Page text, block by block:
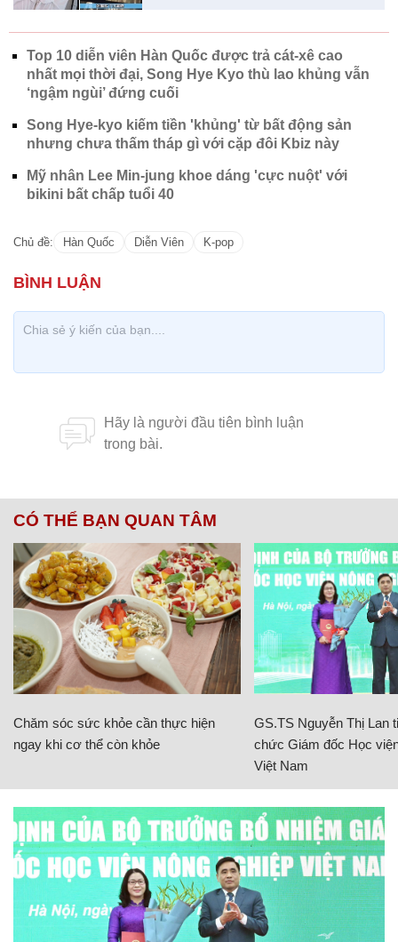
Top 10 diễn viên Hàn Quốc được trả cát-xê cao
nhất mọi thời đại, Song Hye Kyo thù lao khủng vẫn
‘ngậm ngùi’ đứng cuối
Song Hye-kyo kiếm tiền 'khủng' từ bất động sản
nhưng chưa thấm tháp gì với cặp đôi Kbiz này
Mỹ nhân Lee Min-jung khoe dáng 'cực nuột' với
bikini bất chấp tuổi 40
Chủ đề: Hàn Quốc Diễn Viên K-pop
CÓ THỂ BẠN QUAN TÂM
Chăm sóc sức khỏe cần thực hiện
ngay khi cơ thể còn khỏe
GS.TS Nguyễn Thị Lan
chức Giám đốc Học
Việt Nam